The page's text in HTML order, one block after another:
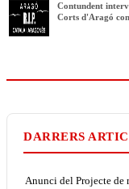
Contundent
Corts d'Aragó
DARRERS
Anunci del Projecte de